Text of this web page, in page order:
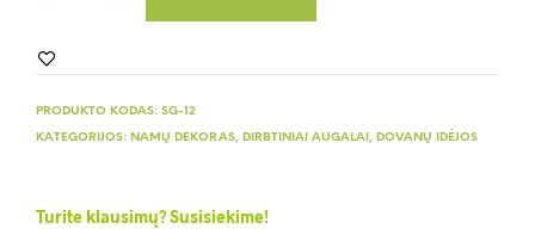
PRODUKTO KODAS: SG-12
KATEGORIJOS: NAMŲ DEKORAS, DIRBTINIAI AUGALAI , DOVANŲ IDĖJOS
Turite klausimų? Susisiekime!